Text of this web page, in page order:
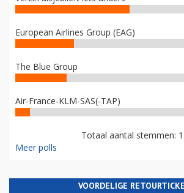
European Airlines Group (EAG)
The Blue Group
Air-France-KLM-SAS(-TAP)
Totaal aantal stemmen:
Meer polls
VOORDELIGE